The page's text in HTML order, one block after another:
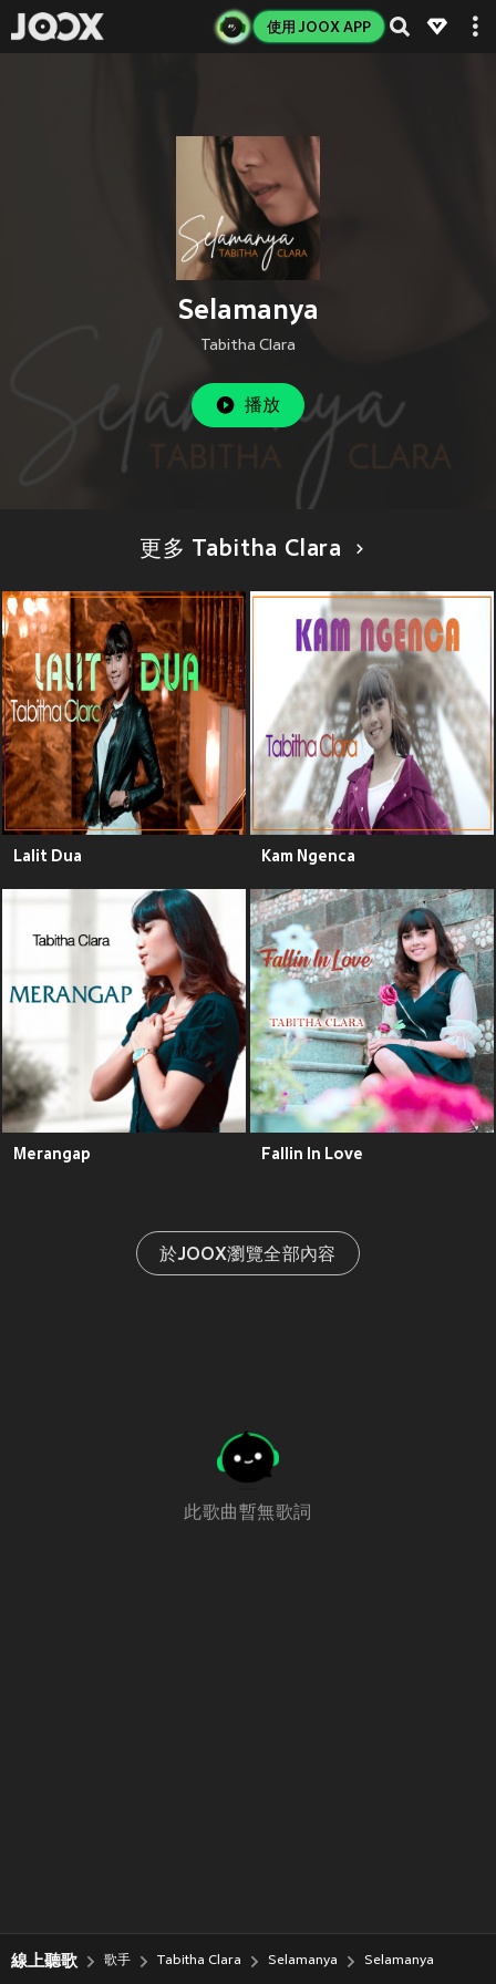
使用 JOOX APP
Selamanya
Tabitha Clara
播放
更多 Tabitha Clara
Lalit Dua Kam Ngenca
Merangap Fallin In Love
於JOOX瀏覽全部內容
此歌曲暫無歌詞
線上聽歌 歌手 Tabitha Clara Selamanya Selamanya